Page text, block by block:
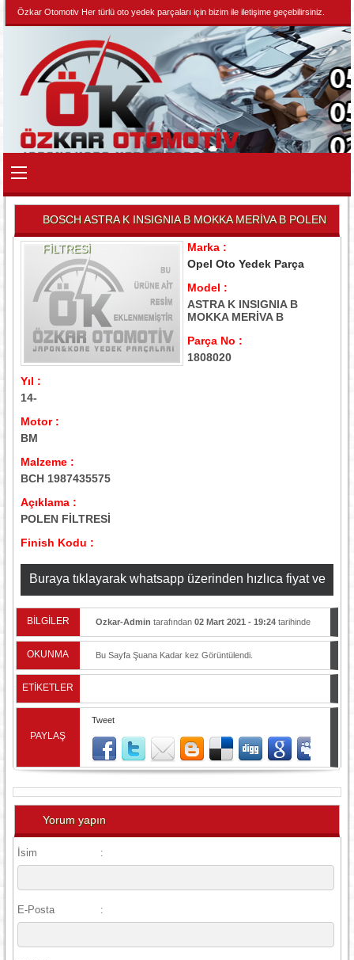
Özkar Otomotiv Her türlü oto yedek parçaları için bizim ile iletişime geçebilirsiniz.
BOSCH ASTRA K INSIGNIA B MOKKA MERİVA B POLEN
FİLTRESİ
Marka :
Opel Oto Yedek Parça
Model :
ASTRA K INSIGNIA B
MOKKA MERİVA B
Parça No :
1808020
Yıl :
14-
Motor :
BM
Malzeme :
BCH 1987435575
Açıklama :
POLEN FİLTRESİ
Finish Kodu :
Buraya tıklayarak whatsapp üzerinden hızlıca fiyat ve
stok bilgisi alabilirsiniz
BİLGİLER Ozkar-Admin tarafından 02 Mart 2021 - 19:24tarihinde
OKUNMA Bu Sayfa Şuana Kadar kez Görüntülendi.
ETİKETLER
PAYLAŞ
Tweet
Yorum yapın
İsim :
E-Posta :